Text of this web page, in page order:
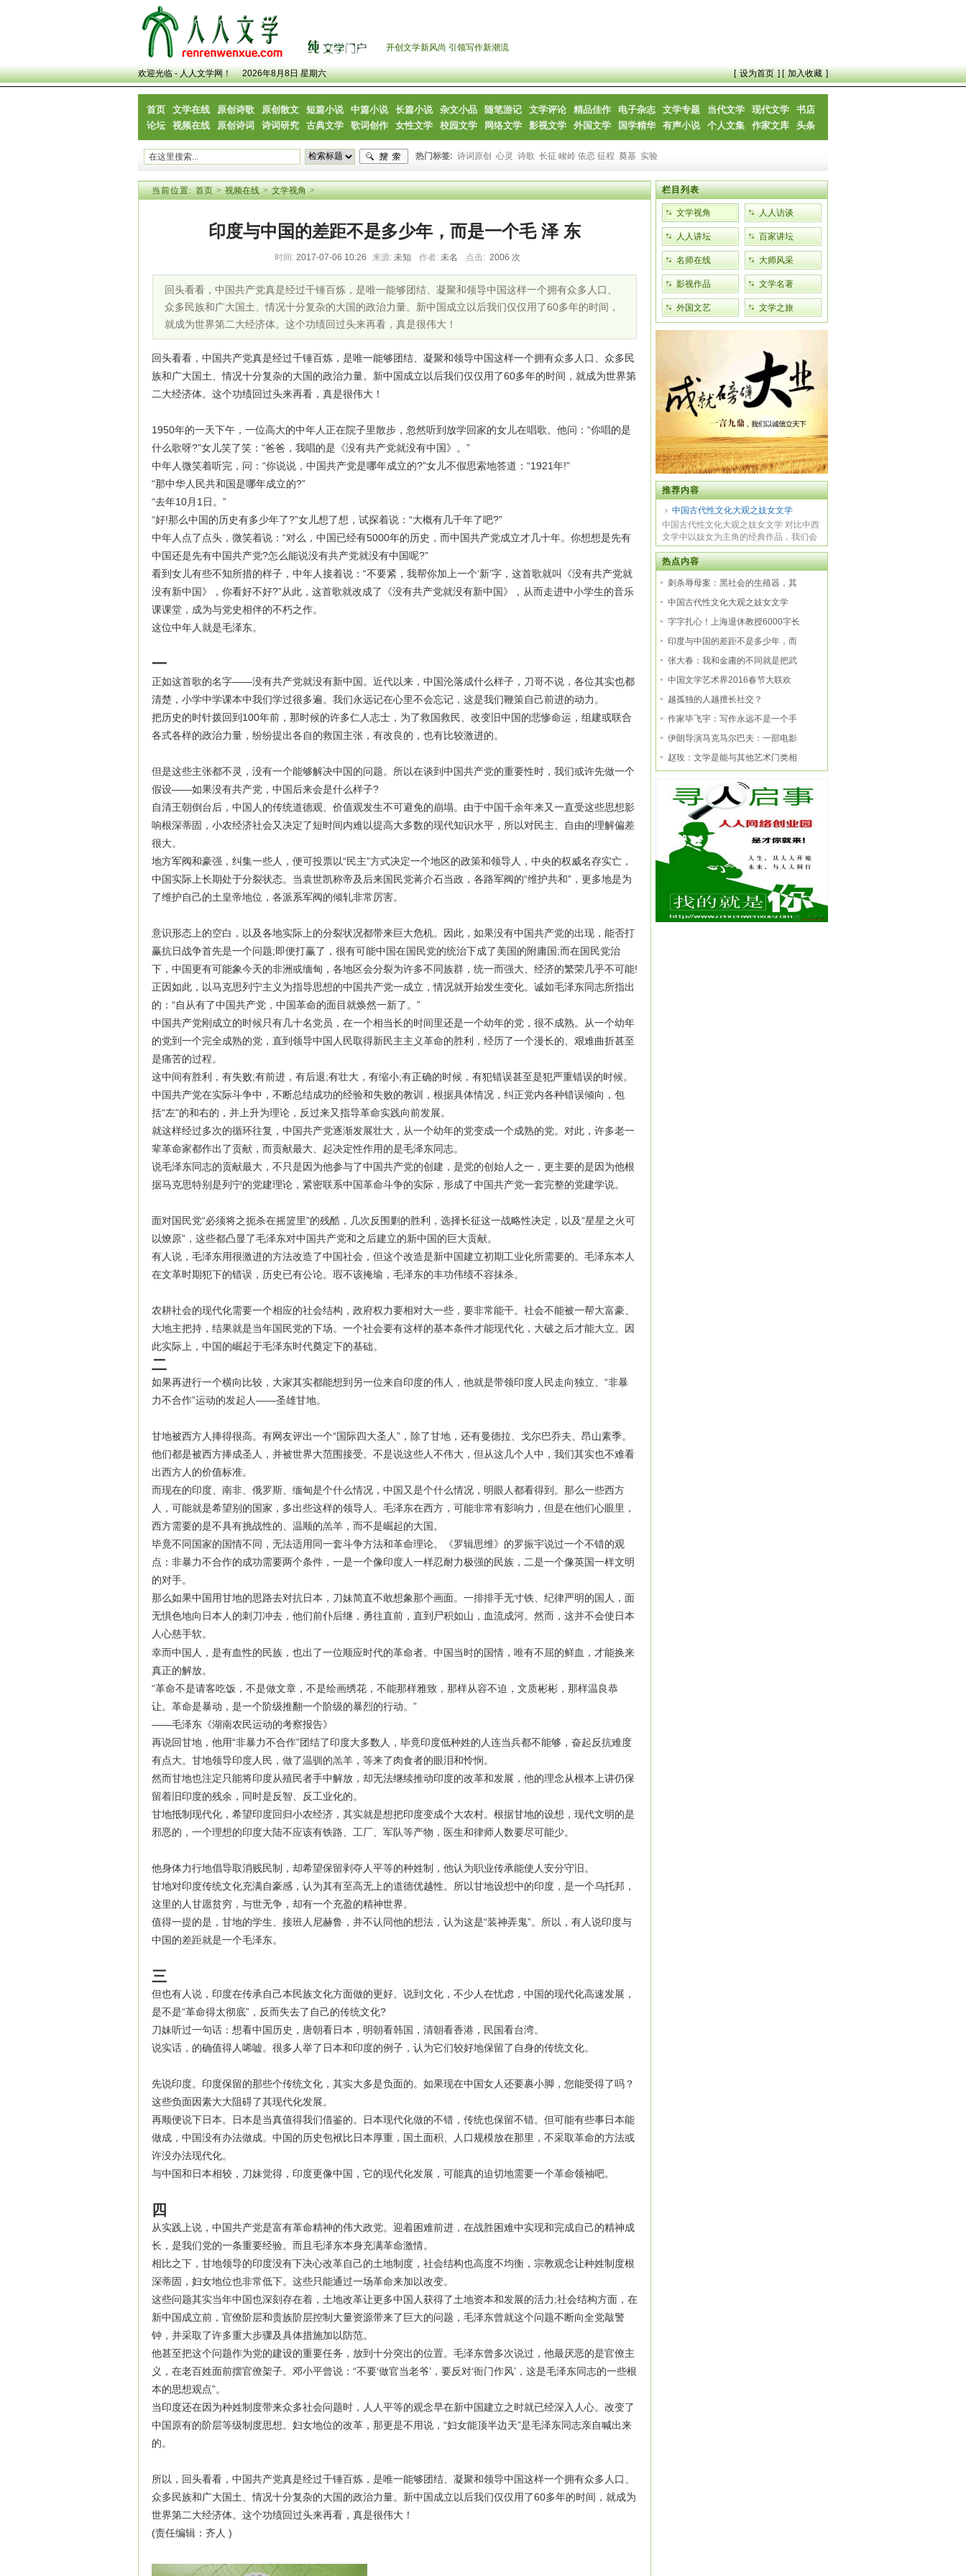
开创文学新风尚 引领写作新潮流
欢迎光临 - 人人文学网！ 2026年8月8日 星期六 [ 设为首页 ] [ 加入收藏 ]
首页 文学在线 原创诗歌 原创散文 短篇小说 中篇小说 长篇小说 杂文小品 随笔游记 文学评论 精品佳作 电子杂志 文学专题 当代文学 现代文学
书店
论坛
视频在线 原创诗词 诗词研究 古典文学 歌词创作 女性文学 校园文学 网络文学 影视文学 外国文学 国学精华 有声小说 个人文集 作家文库 头条
热门标签: 诗词原创 心灵 诗歌 长征 峻岭 依恋 征程 奠基 实验
当前位置: 首页>视频在线>文学视角>
印度与中国的差距不是多少年，而是一个毛 泽 东
时间: 2017-07-06 10:26 来源: 未知 作者: 未名 点击: 2006 次
回头看看，中国共产党真是经过千锤百炼，是唯一能够团结、凝聚和领导中国这样一个拥有众多人口、
众多民族和广大国土、情况十分复杂的大国的政治力量。新中国成立以后我们仅仅用了60多年的时间，
就成为世界第二大经济体。这个功绩回过头来再看，真是很伟大！
回头看看，中国共产党真是经过千锤百炼，是唯一能够团结、凝聚和领导中国这样一个拥有众多人口、众多民
族和广大国土、情况十分复杂的大国的政治力量。新中国成立以后我们仅仅用了60多年的时间，就成为世界第
二大经济体。这个功绩回过头来再看，真是很伟大！
1950年的一天下午，一位高大的中年人正在院子里散步，忽然听到放学回家的女儿在唱歌。他问：“你唱的是
什么歌呀?”女儿笑了笑：“爸爸，我唱的是《没有共产党就没有中国》。”
中年人微笑着听完，问：“你说说，中国共产党是哪年成立的?”女儿不假思索地答道：“1921年!”
“那中华人民共和国是哪年成立的?”
“去年10月1日。”
“好!那么中国的历史有多少年了?”女儿想了想，试探着说：“大概有几千年了吧?”
中年人点了点头，微笑着说：“对么，中国已经有5000年的历史，而中国共产党成立才几十年。你想想是先有
中国还是先有中国共产党?怎么能说没有共产党就没有中国呢?”
看到女儿有些不知所措的样子，中年人接着说：“不要紧，我帮你加上一个‘新’字，这首歌就叫《没有共产党就
没有新中国》，你看好不好?”从此，这首歌就改成了《没有共产党就没有新中国》，从而走进中小学生的音乐
课课堂，成为与党史相伴的不朽之作。
这位中年人就是毛泽东。
一
正如这首歌的名字——没有共产党就没有新中国。近代以来，中国沦落成什么样子，刀哥不说，各位其实也都
清楚，小学中学课本中我们学过很多遍。我们永远记在心里不会忘记，这是我们鞭策自己前进的动力。
把历史的时针拨回到100年前，那时候的许多仁人志士，为了救国救民、改变旧中国的悲惨命运，组建或联合
各式各样的政治力量，纷纷提出各自的救国主张，有改良的，也有比较激进的。
但是这些主张都不灵，没有一个能够解决中国的问题。所以在谈到中国共产党的重要性时，我们或许先做一个
假设——如果没有共产党，中国后来会是什么样子?
自清王朝倒台后，中国人的传统道德观、价值观发生不可避免的崩塌。由于中国千余年来又一直受这些思想影
响根深蒂固，小农经济社会又决定了短时间内难以提高大多数的现代知识水平，所以对民主、自由的理解偏差
很大。
地方军阀和豪强，纠集一些人，便可投票以“民主”方式决定一个地区的政策和领导人，中央的权威名存实亡，
中国实际上长期处于分裂状态。当袁世凯称帝及后来国民党蒋介石当政，各路军阀的“维护共和”，更多地是为
了维护自己的土皇帝地位，各派系军阀的倾轧非常厉害。
意识形态上的空白，以及各地实际上的分裂状况都带来巨大危机。因此，如果没有中国共产党的出现，能否打
赢抗日战争首先是一个问题;即便打赢了，很有可能中国在国民党的统治下成了美国的附庸国;而在国民党治
下，中国更有可能象今天的非洲或缅甸，各地区会分裂为许多不同族群，统一而强大、经济的繁荣几乎不可能!
正因如此，以马克思列宁主义为指导思想的中国共产党一成立，情况就开始发生变化。诚如毛泽东同志所指出
的：“自从有了中国共产党，中国革命的面目就焕然一新了。”
中国共产党刚成立的时候只有几十名党员，在一个相当长的时间里还是一个幼年的党，很不成熟。从一个幼年
的党到一个完全成熟的党，直到领导中国人民取得新民主主义革命的胜利，经历了一个漫长的、艰难曲折甚至
是痛苦的过程。
这中间有胜利，有失败;有前进，有后退;有壮大，有缩小;有正确的时候，有犯错误甚至是犯严重错误的时候。
中国共产党在实际斗争中，不断总结成功的经验和失败的教训，根据具体情况，纠正党内各种错误倾向，包
括“左”的和右的，并上升为理论，反过来又指导革命实践向前发展。
就这样经过多次的循环往复，中国共产党逐渐发展壮大，从一个幼年的党变成一个成熟的党。对此，许多老一
辈革命家都作出了贡献，而贡献最大、起决定性作用的是毛泽东同志。
说毛泽东同志的贡献最大，不只是因为他参与了中国共产党的创建，是党的创始人之一，更主要的是因为他根
据马克思特别是列宁的党建理论，紧密联系中国革命斗争的实际，形成了中国共产党一套完整的党建学说。
面对国民党“必须将之扼杀在摇篮里”的残酷，几次反围剿的胜利，选择长征这一战略性决定，以及“星星之火可
以燎原”，这些都凸显了毛泽东对中国共产党和之后建立的新中国的巨大贡献。
有人说，毛泽东用很激进的方法改造了中国社会，但这个改造是新中国建立初期工业化所需要的。毛泽东本人
在文革时期犯下的错误，历史已有公论。瑕不该掩瑜，毛泽东的丰功伟绩不容抹杀。
农耕社会的现代化需要一个相应的社会结构，政府权力要相对大一些，要非常能干。社会不能被一帮大富豪、
大地主把持，结果就是当年国民党的下场。一个社会要有这样的基本条件才能现代化，大破之后才能大立。因
此实际上，中国的崛起于毛泽东时代奠定下的基础。
二
如果再进行一个横向比较，大家其实都能想到另一位来自印度的伟人，他就是带领印度人民走向独立、“非暴
力不合作”运动的发起人——圣雄甘地。
甘地被西方人捧得很高。有网友评出一个“国际四大圣人”，除了甘地，还有曼德拉、戈尔巴乔夫、昂山素季。
他们都是被西方捧成圣人，并被世界大范围接受。不是说这些人不伟大，但从这几个人中，我们其实也不难看
出西方人的价值标准。
而现在的印度、南非、俄罗斯、缅甸是个什么情况，中国又是个什么情况，明眼人都看得到。那么一些西方
人，可能就是希望别的国家，多出些这样的领导人。毛泽东在西方，可能非常有影响力，但是在他们心眼里，
西方需要的是不具有挑战性的、温顺的羔羊，而不是崛起的大国。
毕竟不同国家的国情不同，无法适用同一套斗争方法和革命理论。《罗辑思维》的罗振宇说过一个不错的观
点：非暴力不合作的成功需要两个条件，一是一个像印度人一样忍耐力极强的民族，二是一个像英国一样文明
的对手。
那么如果中国用甘地的思路去对抗日本，刀妹简直不敢想象那个画面。一排排手无寸铁、纪律严明的国人，面
无惧色地向日本人的刺刀冲去，他们前仆后继，勇往直前，直到尸积如山，血流成河。然而，这并不会使日本
人心慈手软。
幸而中国人，是有血性的民族，也出了一位顺应时代的革命者。中国当时的国情，唯有不屈的鲜血，才能换来
真正的解放。
“革命不是请客吃饭，不是做文章，不是绘画绣花，不能那样雅致，那样从容不迫，文质彬彬，那样温良恭
让。革命是暴动，是一个阶级推翻一个阶级的暴烈的行动。”
——毛泽东《湖南农民运动的考察报告》
再说回甘地，他用“非暴力不合作”团结了印度大多数人，毕竟印度低种姓的人连当兵都不能够，奋起反抗难度
有点大。甘地领导印度人民，做了温驯的羔羊，等来了肉食者的眼泪和怜悯。
然而甘地也注定只能将印度从殖民者手中解放，却无法继续推动印度的改革和发展，他的理念从根本上讲仍保
留着旧印度的残余，同时是反智、反工业化的。
甘地抵制现代化，希望印度回归小农经济，其实就是想把印度变成个大农村。根据甘地的设想，现代文明的是
邪恶的，一个理想的印度大陆不应该有铁路、工厂、军队等产物，医生和律师人数要尽可能少。
他身体力行地倡导取消贱民制，却希望保留剥夺人平等的种姓制，他认为职业传承能使人安分守旧。
甘地对印度传统文化充满自豪感，认为其有至高无上的道德优越性。所以甘地设想中的印度，是一个乌托邦，
这里的人甘愿贫穷，与世无争，却有一个充盈的精神世界。
值得一提的是，甘地的学生、接班人尼赫鲁，并不认同他的想法，认为这是“装神弄鬼”。所以，有人说印度与
中国的差距就是一个毛泽东。
三
但也有人说，印度在传承自己本民族文化方面做的更好。说到文化，不少人在忧虑，中国的现代化高速发展，
是不是“革命得太彻底”，反而失去了自己的传统文化?
刀妹听过一句话：想看中国历史，唐朝看日本，明朝看韩国，清朝看香港，民国看台湾。
说实话，的确值得人唏嘘。很多人举了日本和印度的例子，认为它们较好地保留了自身的传统文化。
先说印度。印度保留的那些个传统文化，其实大多是负面的。如果现在中国女人还要裹小脚，您能受得了吗？
这些负面因素大大阻碍了其现代化发展。
再顺便说下日本。日本是当真值得我们借鉴的。日本现代化做的不错，传统也保留不错。但可能有些事日本能
做成，中国没有办法做成。中国的历史包袱比日本厚重，国土面积、人口规模放在那里，不采取革命的方法或
许没办法现代化。
与中国和日本相较，刀妹觉得，印度更像中国，它的现代化发展，可能真的迫切地需要一个革命领袖吧。
四
从实践上说，中国共产党是富有革命精神的伟大政党。迎着困难前进，在战胜困难中实现和完成自己的精神成
长，是我们党的一条重要经验。而且毛泽东本身充满革命激情。
相比之下，甘地领导的印度没有下决心改革自己的土地制度，社会结构也高度不均衡，宗教观念让种姓制度根
深蒂固，妇女地位也非常低下。这些只能通过一场革命来加以改变。
这些问题其实当年中国也深刻存在着，土地改革让更多中国人获得了土地资本和发展的活力;社会结构方面，在
新中国成立前，官僚阶层和贵族阶层控制大量资源带来了巨大的问题，毛泽东曾就这个问题不断向全党敲警
钟，并采取了许多重大步骤及具体措施加以防范。
他甚至把这个问题作为党的建设的重要任务，放到十分突出的位置。毛泽东曾多次说过，他最厌恶的是官僚主
义，在老百姓面前摆官僚架子。邓小平曾说：“不要‘做官当老爷’，要反对‘衙门作风’，这是毛泽东同志的一些根
本的思想观点”。
当印度还在因为种姓制度带来众多社会问题时，人人平等的观念早在新中国建立之时就已经深入人心。改变了
中国原有的阶层等级制度思想。妇女地位的改革，那更是不用说，“妇女能顶半边天”是毛泽东同志亲自喊出来
的。
所以，回头看看，中国共产党真是经过千锤百炼，是唯一能够团结、凝聚和领导中国这样一个拥有众多人口、
众多民族和广大国土、情况十分复杂的大国的政治力量。新中国成立以后我们仅仅用了60多年的时间，就成为
世界第二大经济体。这个功绩回过头来再看，真是很伟大！
(责任编辑：齐人 )
栏目列表
文学视角 人人访谈
人人讲坛 百家讲坛
名师在线 大师风采
影视作品 文学名著
外国文艺 文学之旅
推荐内容
中国古代性文化大观之妓女文学
中国古代性文化大观之妓女文学 对比中西
文学中以妓女为主角的经典作品，我们会
发现，...
热点内容
刺杀辱母案：黑社会的生殖器，其
中国古代性文化大观之妓女文学
字字扎心！上海退休教授6000字长
印度与中国的差距不是多少年，而
张大春：我和金庸的不同就是把武
中国文学艺术界2016春节大联欢
越孤独的人越擅长社交？
作家毕飞宇：写作永远不是一个手
伊朗导演马克马尔巴夫：一部电影
赵玫：文学是能与其他艺术门类相